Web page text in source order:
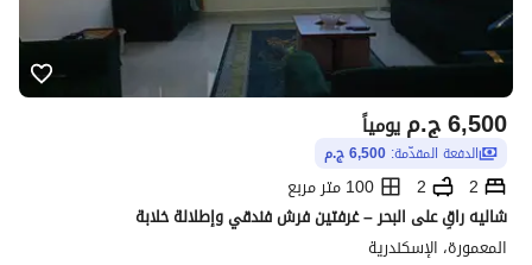
ج.م6,500 يومياً
الدفعة المقدّمة: 6,500 ج.م
2
2
100 متر مربع
شاليه راقٍ على البحر – غرفتين فرش فندقي وإطلالة خلابة
المعمورة، الإسكندرية